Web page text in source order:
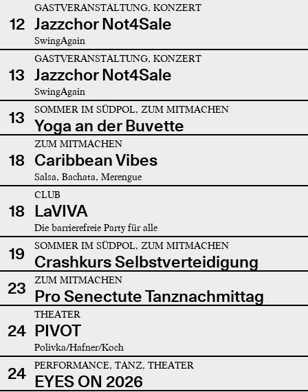
12
GASTVERANSTALTUNG, KONZERT
Jazzchor Not4Sale
SwingAgain
13
GASTVERANSTALTUNG, KONZERT
Jazzchor Not4Sale
SwingAgain
13 SOMMER IM SÜDPOL, ZUM MITMACHEN
Yoga an der Buvette
18
ZUM MITMACHEN
Caribbean Vibes
Salsa, Bachata, Merengue
18
CLUB
LaVIVA
Die barrierefreie Party für alle
19 SOMMER IM SÜDPOL, ZUM MITMACHEN
Crashkurs Selbstverteidigung
23
ZUM MITMACHEN
Pro Senectute Tanznachmittag
24
THEATER
PIVOT
Polivka/Hafner/Koch
24 PERFORMANCE, TANZ, THEATER
EYES ON 2026